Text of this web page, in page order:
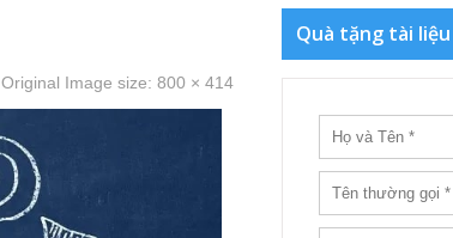
Original Image size: 800 × 414
Quà tặng tài liệu